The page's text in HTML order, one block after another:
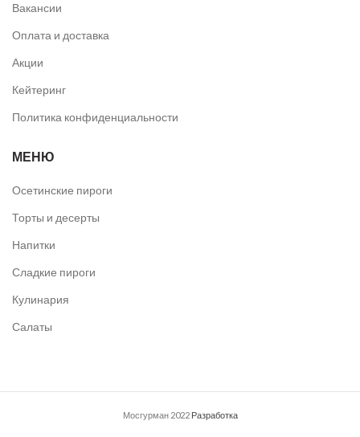
Вакансии
Оплата и доставка
Акции
Кейтеринг
Политика конфиденциальности
МЕНЮ
Осетинские пироги
Торты и десерты
Напитки
Сладкие пироги
Кулинария
Салаты
Мосгурман2022 Разработка